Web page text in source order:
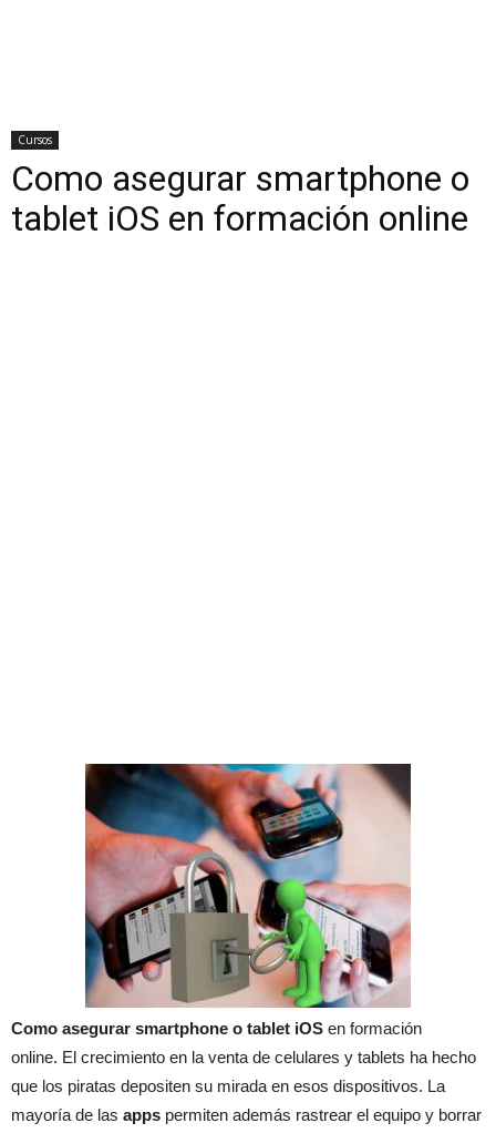
Cursos
Como asegurar smartphone o
tablet iOS en formación online
Como asegurar smartphone o tablet iOS en formación
online. El crecimiento en la venta de celulares y tablets ha hecho
que los piratas depositen su mirada en esos dispositivos. La
mayoría de las apps permiten además rastrear el equipo y borrar